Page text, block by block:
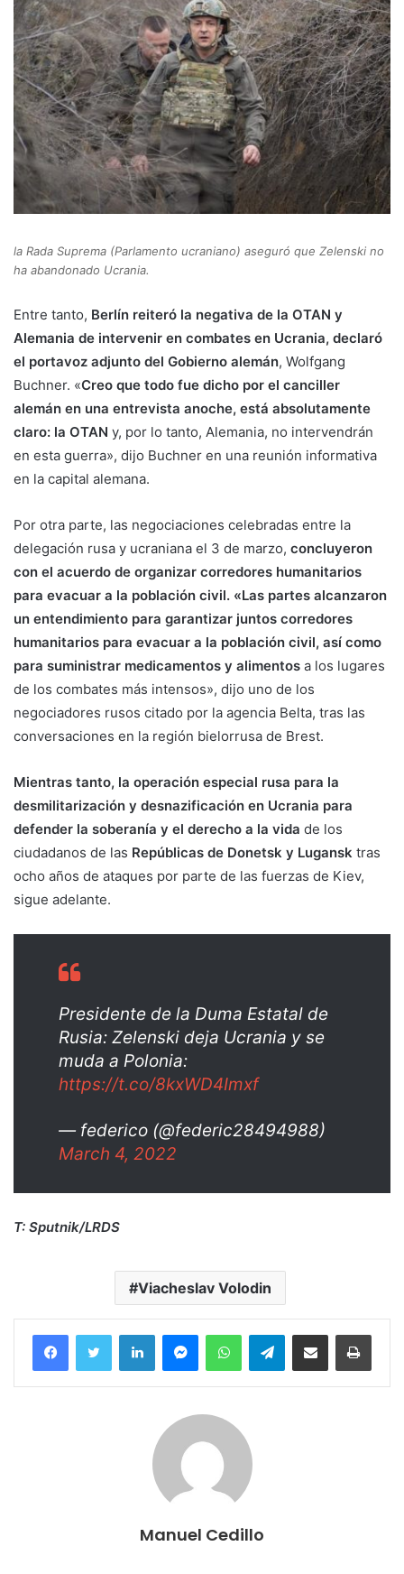
la Rada Suprema (Parlamento ucraniano) aseguró que Zelenski no
ha abandonado Ucrania.
Entre tanto, Berlín reiteró la negativa de la OTAN y
Alemania de intervenir en combates en Ucrania, declaró
el portavoz adjunto del Gobierno alemán, Wolfgang
Buchner. «Creo que todo fue dicho por el canciller
alemán en una entrevista anoche, está absolutamente
claro: la OTAN y, por lo tanto, Alemania, no intervendrán
en esta guerra», dijo Buchner en una reunión informativa
en la capital alemana.
Por otra parte, las negociaciones celebradas entre la
delegación rusa y ucraniana el 3 de marzo, concluyeron
con el acuerdo de organizar corredores humanitarios
para evacuar a la población civil. «Las partes alcanzaron
un entendimiento para garantizar juntos corredores
humanitarios para evacuar a la población civil, así como
para suministrar medicamentos y alimentos a los lugares
de los combates más intensos», dijo uno de los
negociadores rusos citado por la agencia Belta, tras las
conversaciones en la región bielorrusa de Brest.
Mientras tanto, la operación especial rusa para la
desmilitarización y desnazificación en Ucrania para
defender la soberanía y el derecho a la vida de los
ciudadanos de las Repúblicas de Donetsk y Lugansk tras
ocho años de ataques por parte de las fuerzas de Kiev,
sigue adelante.
Presidente de la Duma Estatal de
Rusia: Zelenski deja Ucrania y se
muda a Polonia:
https://t.co/8kxWD4Imxf
— federico (@federic28494988)
March 4, 2022
T: Sputnik/LRDS
Viacheslav Volodin
FacebookTwitter LinkedInMessengerWhatsAppTelegramCompartir por correo electrónico
Manuel Cedillo